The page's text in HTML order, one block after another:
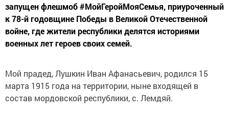
запущен флешмоб #МойГеройМояСемья, приуроченный
к 78-й годовщине Победы в Великой Отечественной
войне, где жители республики делятся историями
военных лет героев своих семей.
Мой прадед, Лушкин Иван Афанасьевич, родился 15
марта 1915 года на территории, ныне входящей в
состав мордовской республики, с. Лемдяй.